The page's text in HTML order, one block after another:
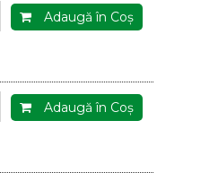
Adaugă în Coş
Adaugă în Coş